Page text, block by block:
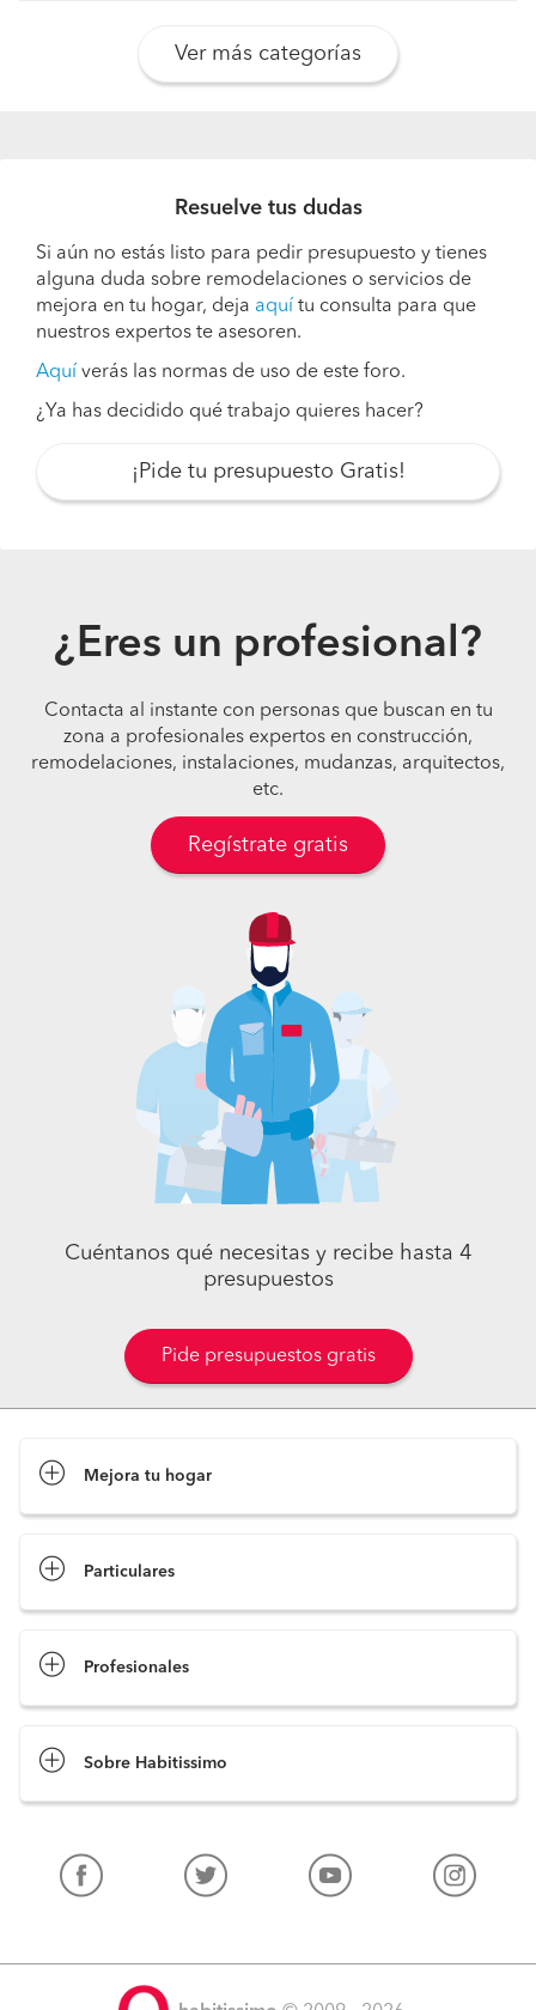
Ver más categorías
Resuelve tus dudas
Si aún no estás listo para pedir presupuesto y tienes
alguna duda sobre remodelaciones o servicios de
mejora en tu hogar, deja aquí tu consulta para que
nuestros expertos te asesoren.
Aquí verás las normas de uso de este foro.
¿Ya has decidido qué trabajo quieres hacer?
¡Pide tu presupuesto Gratis!
¿Eres un profesional?
Contacta al instante con personas que buscan en tu
zona a profesionales expertos en construcción,
remodelaciones, instalaciones, mudanzas, arquitectos,
etc.
Regístrate gratis
Cuéntanos qué necesitas y recibe hasta 4
presupuestos
Pide presupuestos gratis
Mejora tu hogar
Particulares
Profesionales
Sobre Habitissimo